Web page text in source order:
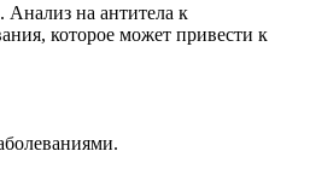
на антитела к
которое может привести к